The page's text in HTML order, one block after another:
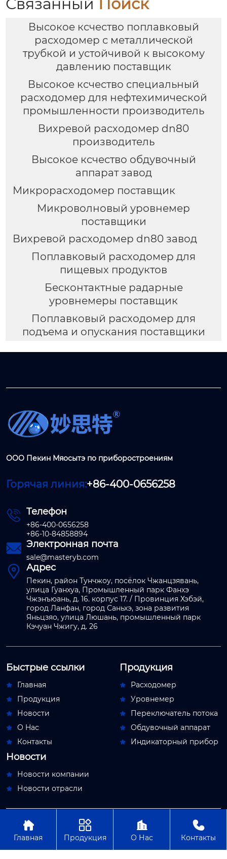
Связанный Поиск
Высокое ксчество поплавковый
расходомер с металлической
трубкой и устойчивой к высокому
давлению поставщик
Высокое ксчество специальный
расходомер для нефтехимической
промышленности производитель
Вихревой расходомер dn80
производитель
Высокое ксчество обдувочный
аппарат завод
Микрорасходомер поставщик
Микроволновый уровнемер
поставщики
Вихревой расходомер dn80 завод
Поплавковый расходомер для
пищевых продуктов
Бесконтактные радарные
уровнемеры поставщик
Поплавковый расходомер для
подъема и опускания поставщики
ООО Пекин Мяосытэ по приборостроениям
Горячая линия:+86-400-0656258
 Телефон
+86-400-0656258
+86-10-84858894
 Электронная почта
sale@masteryb.com
 Адрес
Пекин, район Тунчжоу, посёлок Чжанцзявань,
улица Гуанхуа, Промышленный парк Фанхэ
Чжэнъюань, д. 16. корпус 17. / Провинция Хэбэй,
город Ланфан, город Саньхэ, зона развития
Яньцзяо, улица Люшань, промышленный парк
Кэчуан Чжигу, д. 26
Быстрые ссылки
 Главная
 Продукция
 Новости
 О Hас
 Контакты
Продукция
 Расходомер
 Уровнемер
 Переключатель потока
 Обдувочный аппарат
 Индикаторный прибор
Новости
 Новости компании
 Новости отрасли
Авторское право© ООО Пекин Мяосытэ по
приборостроениям

Главная

Продукция

О Нас

Контакты